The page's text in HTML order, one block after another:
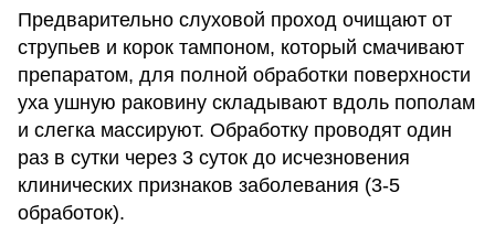
Предварительно слуховой проход очищают от
струпьев и корок тампоном, который смачивают
препаратом, для полной обработки поверхности
уха ушную раковину складывают вдоль пополам
и слегка массируют. Обработку проводят один
раз в сутки через 3 суток до исчезновения
клинических признаков заболевания (3-5
обработок).